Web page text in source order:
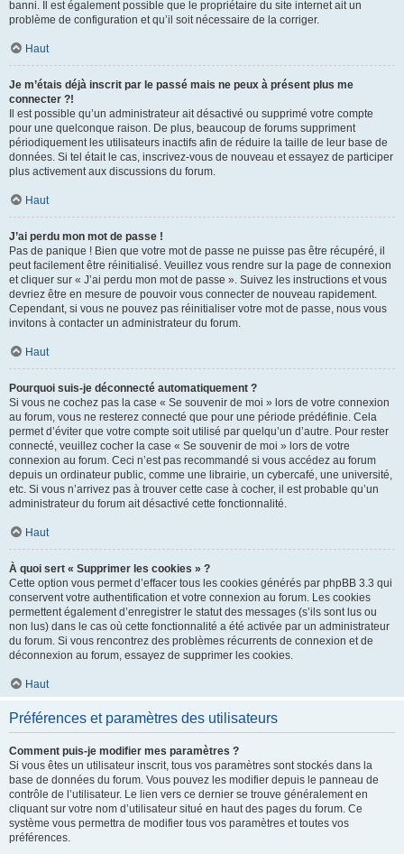
banni. Il est également possible que le propriétaire du site internet ait un
problème de configuration et qu’il soit nécessaire de la corriger.
Haut
Je m’étais déjà inscrit par le passé mais ne peux à présent plus me
connecter ?!
Il est possible qu’un administrateur ait désactivé ou supprimé votre compte
pour une quelconque raison. De plus, beaucoup de forums suppriment
périodiquement les utilisateurs inactifs afin de réduire la taille de leur base de
données. Si tel était le cas, inscrivez-vous de nouveau et essayez de participer
plus activement aux discussions du forum.
Haut
J’ai perdu mon mot de passe !
Pas de panique ! Bien que votre mot de passe ne puisse pas être récupéré, il
peut facilement être réinitialisé. Veuillez vous rendre sur la page de connexion
et cliquer sur « J’ai perdu mon mot de passe ». Suivez les instructions et vous
devriez être en mesure de pouvoir vous connecter de nouveau rapidement.
Cependant, si vous ne pouvez pas réinitialiser votre mot de passe, nous vous
invitons à contacter un administrateur du forum.
Haut
Pourquoi suis-je déconnecté automatiquement ?
Si vous ne cochez pas la case « Se souvenir de moi » lors de votre connexion
au forum, vous ne resterez connecté que pour une période prédéfinie. Cela
permet d’éviter que votre compte soit utilisé par quelqu’un d’autre. Pour rester
connecté, veuillez cocher la case « Se souvenir de moi » lors de votre
connexion au forum. Ceci n’est pas recommandé si vous accédez au forum
depuis un ordinateur public, comme une librairie, un cybercafé, une université,
etc. Si vous n’arrivez pas à trouver cette case à cocher, il est probable qu’un
administrateur du forum ait désactivé cette fonctionnalité.
Haut
À quoi sert « Supprimer les cookies » ?
Cette option vous permet d’effacer tous les cookies générés par phpBB 3.3 qui
conservent votre authentification et votre connexion au forum. Les cookies
permettent également d’enregistrer le statut des messages (s’ils sont lus ou
non lus) dans le cas où cette fonctionnalité a été activée par un administrateur
du forum. Si vous rencontrez des problèmes récurrents de connexion et de
déconnexion au forum, essayez de supprimer les cookies.
Haut
Préférences et paramètres des utilisateurs
Comment puis-je modifier mes paramètres ?
Si vous êtes un utilisateur inscrit, tous vos paramètres sont stockés dans la
base de données du forum. Vous pouvez les modifier depuis le panneau de
contrôle de l’utilisateur. Le lien vers ce dernier se trouve généralement en
cliquant sur votre nom d’utilisateur situé en haut des pages du forum. Ce
système vous permettra de modifier tous vos paramètres et toutes vos
préférences.